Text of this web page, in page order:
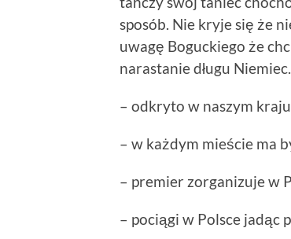
sposób. Nie kryje się że
uwagę Boguckiego że
narastanie długu
– odkryto w naszym
– w każdym mieście ma
– premier zorganizuje w
– pociągi w Polsce jadąc